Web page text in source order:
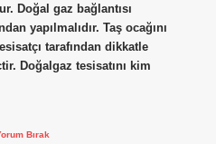
Doğal gaz bağlantısı
yapılmalıdır. Taş ocağını
tarafından dikkatle
Doğalgaz tesisatını kim
Bırak